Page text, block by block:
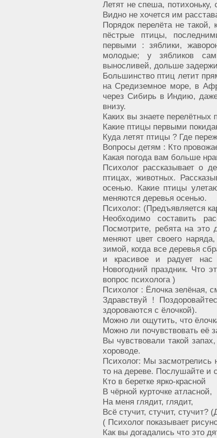
Летят не спеша,
Видно не хочется им
Порядок перелёта не
пёстрые птицы,
первыми : зяблики,
молодые; у зябликов
выносливей, дольше
Большинство птиц летит
на Средиземное море, в
через Сибирь в Индию,
внизу.
Каких вы знаете перелётных
Какие птицы первыми
Куда летят птицы ? Где
Вопросы детям : Кто
Какая погода вам больше
Психолог рассказывает о
птицах, животных.
осенью. Какие птицы
меняются деревья осенью.
Психолог: (Предъявляется
Необходимо составить
Посмотрите, ребята на это
меняют цвет своего
зимой, когда все деревья
и красивое и радует
Новогодний праздник. Что
вопрос психолога )
Психолог : Ёлочка зелёная,
Здравствуй !
здороваются с ёлочкой).
Можно ли ощутить, что
Можно ли почувствовать её
Вы чувствовали такой
хороводе.
Психолог: Мы засмотрелись
то на дереве. Послушайте и
Кто в беретке ярко-красной
В чёрной курточке атласной,
На меня глядит, глядит,
Всё стучит, стучит, стучит?
( Психолог показывает
Как вы догадались что это